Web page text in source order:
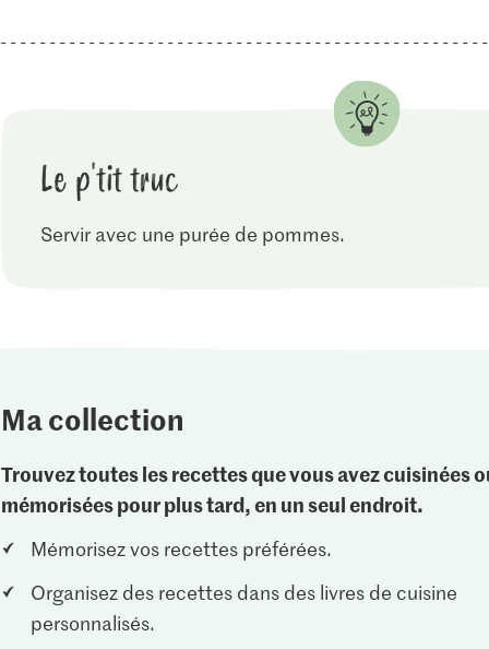
Le p'tit truc
Servir avec une purée de pommes.
Ma collection
Trouvez toutes les recettes que vous avez cuisinées
mémorisées pour plus tard, en un seul endroit.
Mémorisez vos recettes préférées.
Organisez des recettes dans des livres de cuisine
personnalisés.